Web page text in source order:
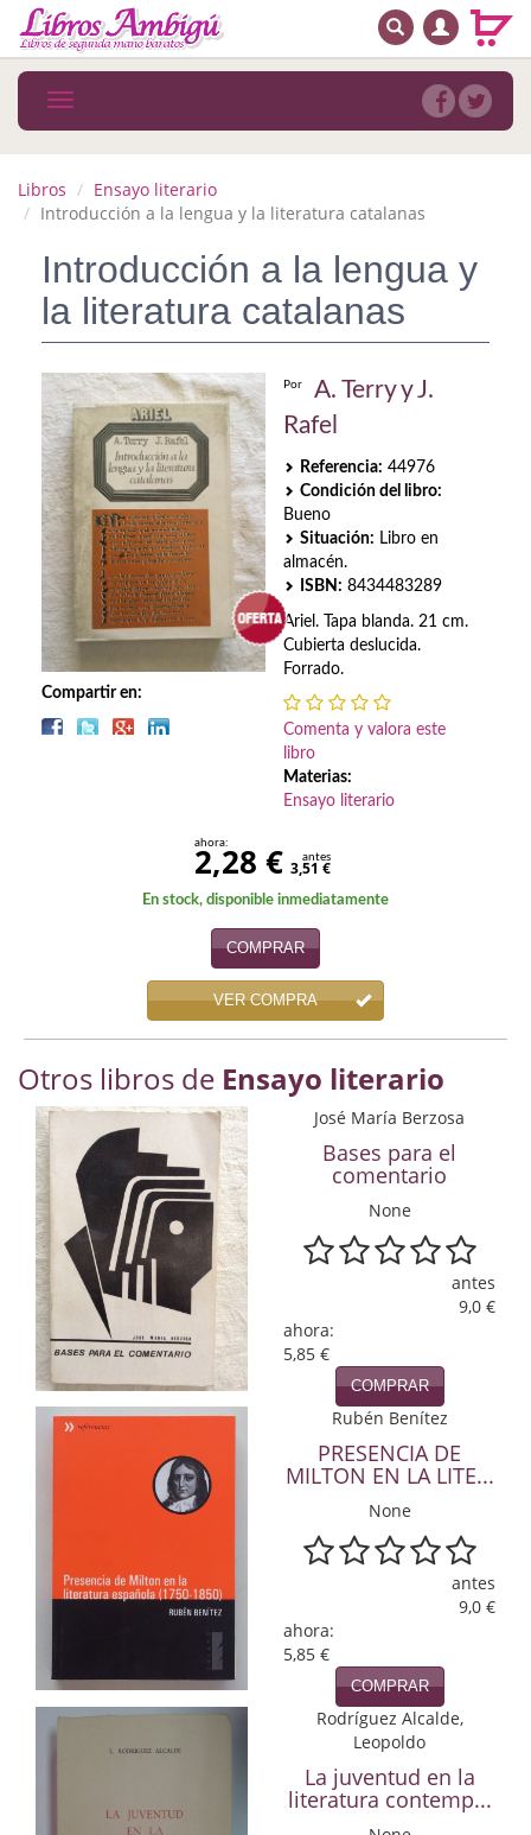
MENÚ PRINCIPAL
Novedades
Arte
Autoayuda. Conocimiento personal
Autoayuda. Crecimiento personal
Biografía
Biografías
Ciencia ficción
Cine
Cocina
Cómic
Divulgación científica
Economía
Enciclopedias
Ensayo
Ensayo literario
Filosofía
Física y Química
Física y química
Guerra Civil Española
Infantil y juvenil
Infantil y juvenil. Nuevo!!!
Informática
Literatura hispanoamericana
BUSCAR
Toggle
navigation
Libros
Ensayo literario
Introducción a la lengua y la literatura catalanas
Introducción a la lengua y
la literatura catalanas
Compartir en:
Por
A. Terry y J.
Rafel
Referencia: 44976
Condición del libro:
Bueno
Situación: Libro en
almacén.
ISBN: 8434483289
Ariel. Tapa blanda. 21 cm.
Cubierta deslucida.
Forrado.
Comenta y valora este
libro
Materias:
Ensayo literario
ahora:
2,28 € antes
3,51 €
En stock, disponible inmediatamente
COMPRAR
VER COMPRA
Otros libros de Ensayo literario
José María Berzosa
Bases para el
comentario
None
antes
9,0 €
ahora:
5,85 €
COMPRAR
Rubén Benítez
PRESENCIA DE
MILTON EN LA LITE...
None
antes
9,0 €
ahora:
5,85 €
COMPRAR
Rodríguez Alcalde,
Leopoldo
La juventud en la
literatura contemp...